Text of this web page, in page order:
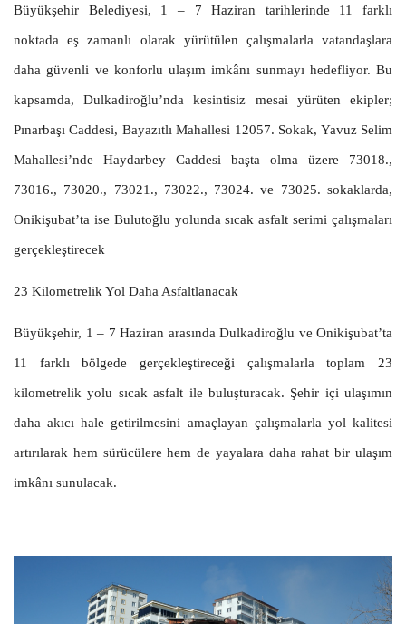
Büyükşehir Belediyesi, 1 – 7 Haziran tarihlerinde 11 farklı
noktada eş zamanlı olarak yürütülen çalışmalarla vatandaşlara
daha güvenli ve konforlu ulaşım imkânı sunmayı hedefliyor. Bu
kapsamda, Dulkadiroğlu’nda kesintisiz mesai yürüten ekipler;
Pınarbaşı Caddesi, Bayazıtlı Mahallesi 12057. Sokak, Yavuz Selim
Mahallesi’nde Haydarbey Caddesi başta olma üzere 73018.,
73016., 73020., 73021., 73022., 73024. ve 73025. sokaklarda,
Onikişubat’ta ise Bulutoğlu yolunda sıcak asfalt serimi çalışmaları
gerçekleştirecek
23 Kilometrelik Yol Daha Asfaltlanacak
Büyükşehir, 1 – 7 Haziran arasında Dulkadiroğlu ve Onikişubat’ta
11 farklı bölgede gerçekleştireceği çalışmalarla toplam 23
kilometrelik yolu sıcak asfalt ile buluşturacak. Şehir içi ulaşımın
daha akıcı hale getirilmesini amaçlayan çalışmalarla yol kalitesi
artırılarak hem sürücülere hem de yayalara daha rahat bir ulaşım
imkânı sunulacak.